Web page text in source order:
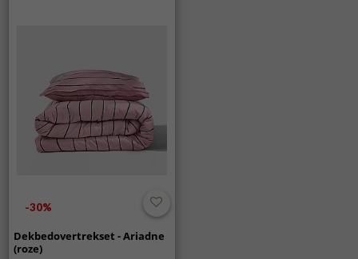
-30%
Dekbedovertrekset - Ariadne
(roze)